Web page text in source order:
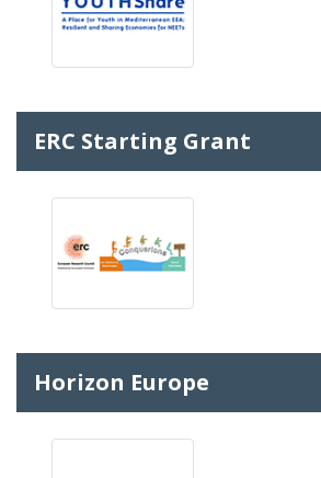
ERC Starting Grant
Horizon Europe